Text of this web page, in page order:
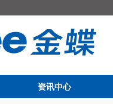
资讯中心